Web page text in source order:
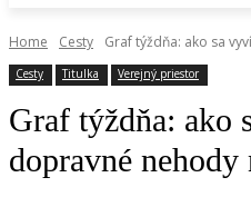
Home Cesty Graf týždňa: ako sa
Cesty Titulka Verejný priestor
Graf týždňa: ako
dopravné nehody